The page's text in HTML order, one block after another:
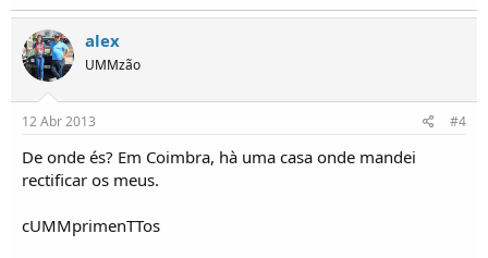
alex
UMMzão
12 Abr 2013 #4
De onde és? Em Coimbra, hà uma casa onde mandei
rectificar os meus.
cUMMprimenTTos